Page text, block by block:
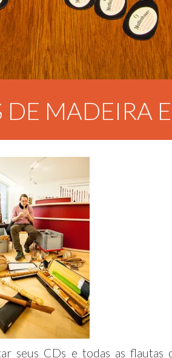
DE MADEIRA
seus CDs e todas as flautas